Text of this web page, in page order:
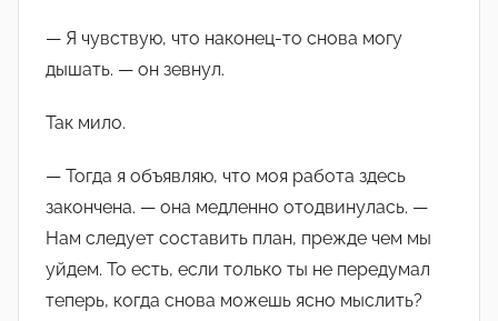
— Я чувствую, что наконец-то снова могу
дышать. — он зевнул.
Так мило.
— Тогда я объявляю, что моя работа здесь
закончена. — она медленно отодвинулась. —
Нам следует составить план, прежде чем мы
уйдем. То есть, если только ты не передумал
теперь, когда снова можешь ясно мыслить?